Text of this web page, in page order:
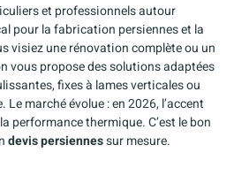
et professionnels autour
pour la fabrication persiennes et la
visiez une rénovation complète ou un
vous propose des solutions adaptées
fixes à lames verticales ou
marché évolue : en 2026, l’accent
performance thermique. C’est le bon
devis persiennessur mesure.